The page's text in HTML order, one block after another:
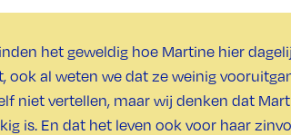
het geweldig hoe Martine hier
ook al weten we dat ze weinig
niet vertellen, maar wij denken dat
is. En dat het leven ook voor haar zinvol